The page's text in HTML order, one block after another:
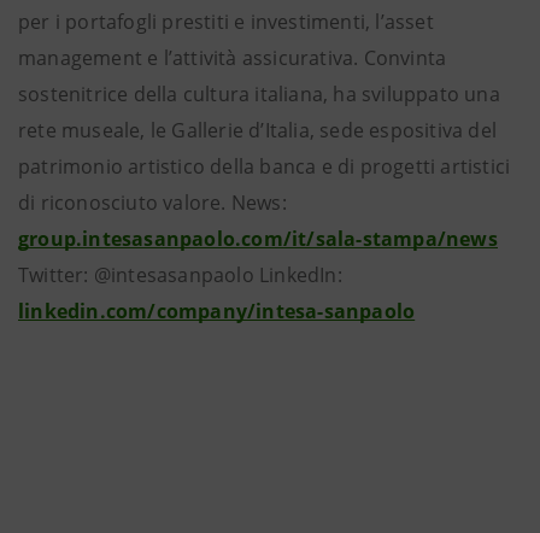
per i portafogli prestiti e investimenti, l’asset
management e l’attività assicurativa. Convinta
sostenitrice della cultura italiana, ha sviluppato una
rete museale, le Gallerie d’Italia, sede espositiva del
patrimonio artistico della banca e di progetti artistici
di riconosciuto valore. News:
group.intesasanpaolo.com/it/sala-stampa/news
Twitter: @intesasanpaolo LinkedIn:
linkedin.com/company/intesa-sanpaolo